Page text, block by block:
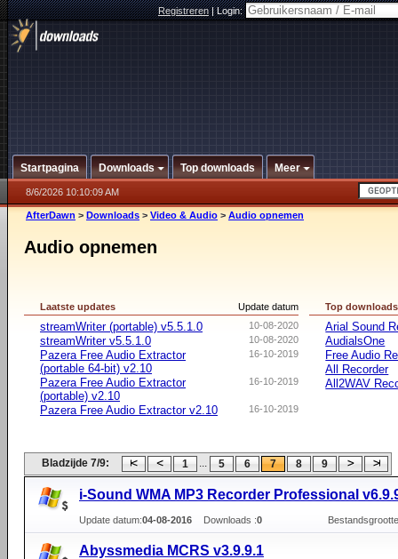
Registreren|Login:
Startpagina Downloads Top downloads Meer
8/6/2026 10:10:09 AM
AfterDawn > Downloads > Video & Audio > Audio opnemen
Audio opnemen
Update datum
Laatste updates
10-08-2020
streamWriter (portable) v5.5.1.0
10-08-2020
streamWriter v5.5.1.0
16-10-2019
Pazera Free Audio Extractor
(portable 64-bit) v2.10
16-10-2019
Pazera Free Audio Extractor
(portable) v2.10
16-10-2019
Pazera Free Audio Extractor v2.10
Top downloads
Arial Sound
AudialsOne
Free Audio
All Recorder
All2WAV
Bladzijde 7/9: 1 ... 5 6 7 8 9
i-Sound WMA MP3 Recorder Professional
Update datum:04-08-2016 Downloads :0
Abyssmedia MCRS v3.9.9.1